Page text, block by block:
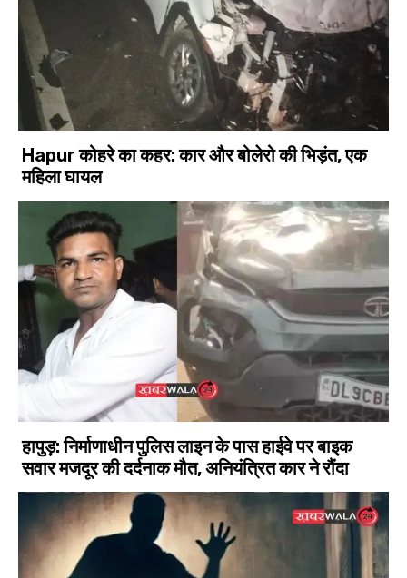
Hapur कोहरे का कहर: कार और बोलेरो की भिड़ंत, एक
महिला घायल
हापुड़: निर्माणाधीन पुलिस लाइन के पास हाईवे पर बाइक
सवार मजदूर की दर्दनाक मौत, अनियंत्रित कार ने रौंदा